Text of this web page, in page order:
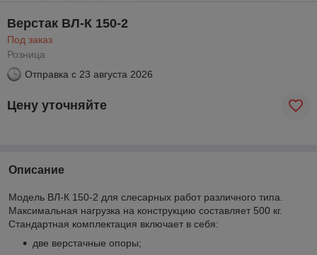
Верстак ВЛ-К 150-2
Под заказ
Розница
Отправка с 23 августа 2026
Цену уточняйте
Описание
Модель ВЛ-К 150-2 для слесарных работ различного типа.
Максимальная нагрузка на конструкцию составляет 500 кг.
Стандартная комплектация включает в себя:
две верстачные опоры;